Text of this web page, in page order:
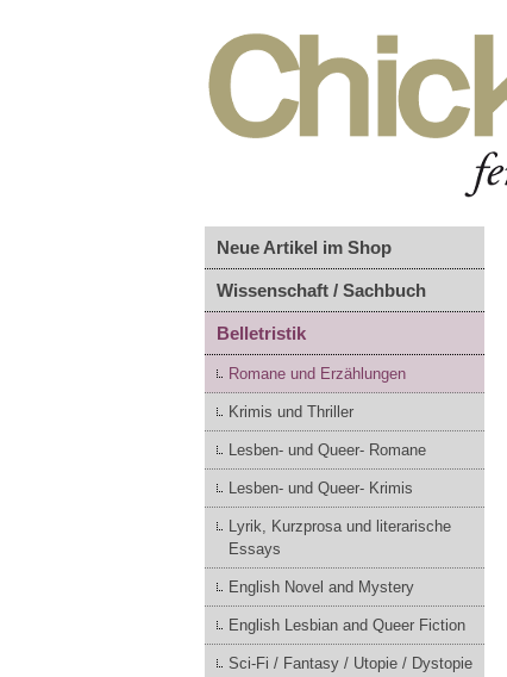
Neue Artikel im Shop
Wissenschaft / Sachbuch
Belletristik
Romane und Erzählungen
Krimis und Thriller
Lesben- und Queer- Romane
Lesben- und Queer- Krimis
Lyrik, Kurzprosa und literarische
Essays
English Novel and Mystery
English Lesbian and Queer Fiction
Sci-Fi / Fantasy / Utopie / Dystopie